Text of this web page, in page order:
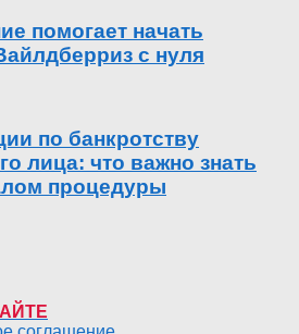
помогает начать
с нуля
по банкротству
лица: что важно знать
процедуры